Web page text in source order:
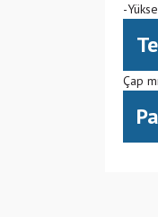
-
Çap